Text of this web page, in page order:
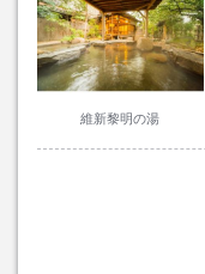
維新黎明の湯